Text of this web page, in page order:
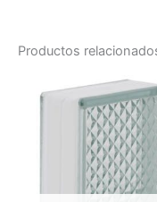
Productos